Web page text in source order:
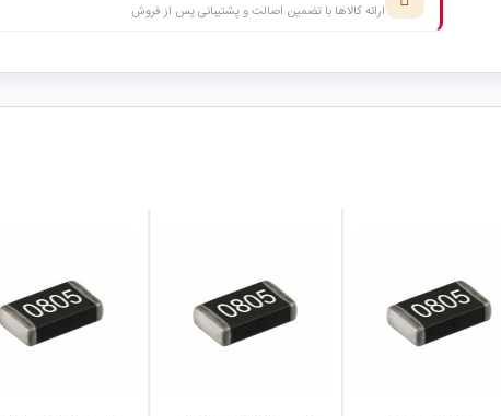
ارائه کالاها با تضمین اصالت و پشتیبانی پس از فروش